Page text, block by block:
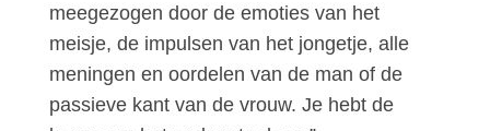
meegezogen door de emoties van het
meisje, de impulsen van het jongetje, alle
meningen en oordelen van de man of de
passieve kant van de vrouw. Je hebt de